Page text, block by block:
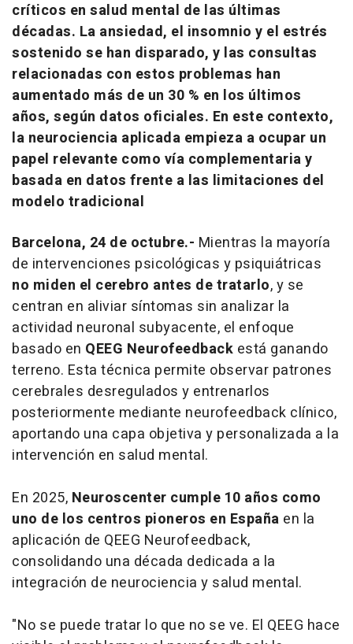
críticos en salud mental de las últimas
décadas. La ansiedad, el insomnio y el estrés
sostenido se han disparado, y las consultas
relacionadas con estos problemas han
aumentado más de un 30 % en los últimos
años, según datos oficiales. En este contexto,
la neurociencia aplicada empieza a ocupar un
papel relevante como vía complementaria y
basada en datos frente a las limitaciones del
modelo tradicional
Barcelona, 24 de octubre.- Mientras la mayoría
de intervenciones psicológicas y psiquiátricas
no miden el cerebro antes de tratarlo, y se
centran en aliviar síntomas sin analizar la
actividad neuronal subyacente, el enfoque
basado en QEEG Neurofeedback está ganando
terreno. Esta técnica permite observar patrones
cerebrales desregulados y entrenarlos
posteriormente mediante neurofeedback clínico,
aportando una capa objetiva y personalizada a la
intervención en salud mental.
En 2025, Neuroscenter cumple 10 años como
uno de los centros pioneros en España en la
aplicación de QEEG Neurofeedback,
consolidando una década dedicada a la
integración de neurociencia y salud mental.
"No se puede tratar lo que no se ve. El QEEG hace